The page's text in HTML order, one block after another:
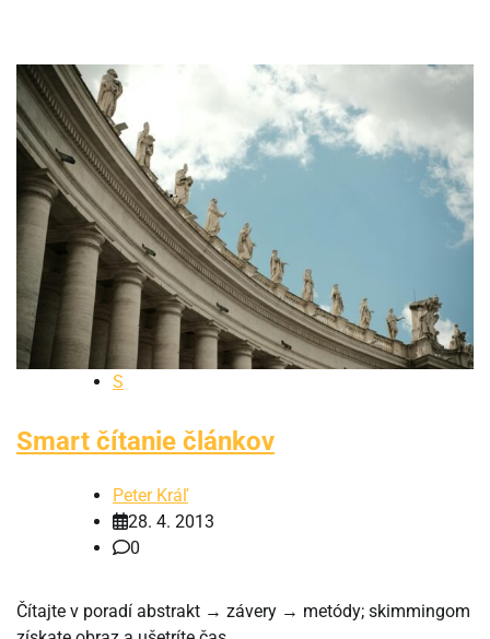
S
Smart čítanie článkov
Peter Kráľ
28. 4. 2013
0
Čítajte v poradí abstrakt → závery → metódy; skimmingom